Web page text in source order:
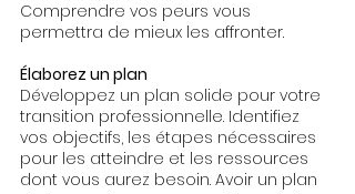
Comprendre vos peurs vous
permettra de mieux les affronter.
Élaborez un plan
Développez un plan solide pour votre
transition professionnelle. Identifiez
vos objectifs, les étapes nécessaires
pour les atteindre et les ressources
dont vous aurez besoin. Avoir un plan